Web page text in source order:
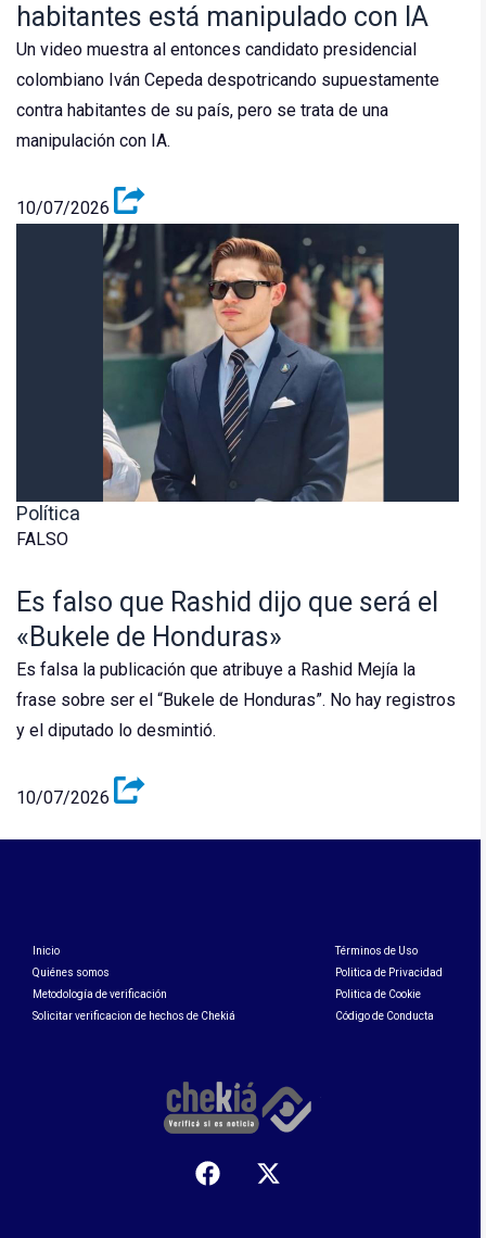
habitantes está manipulado con IA
Un video muestra al entonces candidato presidencial
colombiano Iván Cepeda despotricando supuestamente
contra habitantes de su país, pero se trata de una
manipulación con IA.
10/07/2026
Política
FALSO
Es falso que Rashid dijo que será el
«Bukele de Honduras»
Es falsa la publicación que atribuye a Rashid Mejía la
frase sobre ser el “Bukele de Honduras”. No hay registros
y el diputado lo desmintió.
10/07/2026
Inicio
Quiénes somos
Metodología de verificación
Solicitar verificacion de hechos de Chekiá
Términos de Uso
Politica de Privacidad
Politica de Cookie
Código de Conducta